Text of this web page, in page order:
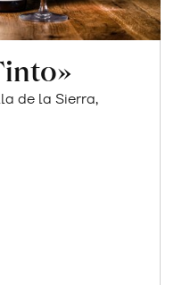
de la Sierra,